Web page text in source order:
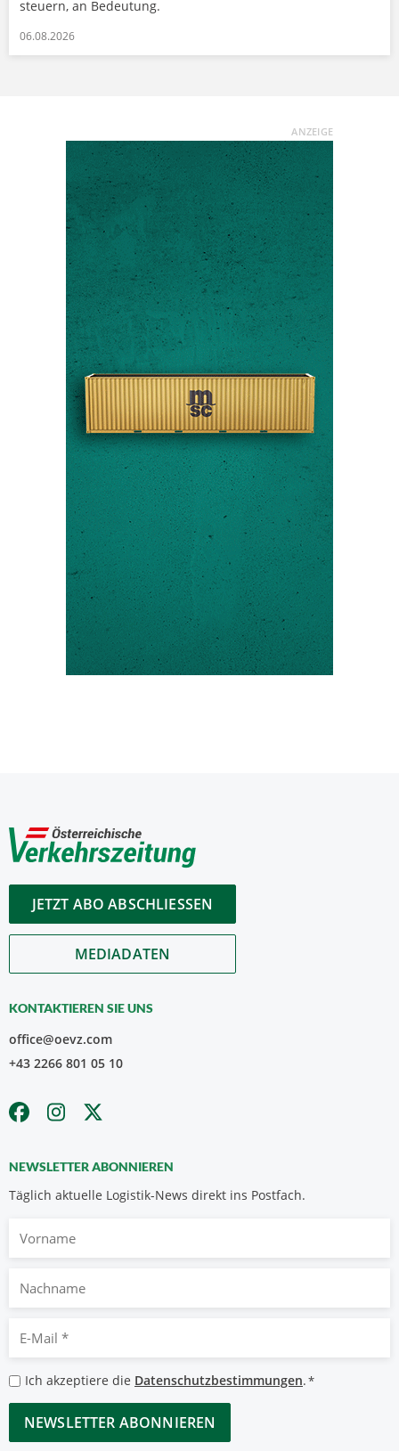
steuern, an Bedeutung.
06.08.2026
ANZEIGE
JETZT ABO ABSCHLIESSEN
MEDIADATEN
KONTAKTIEREN SIE UNS
office@oevz.com
+43 2266 801 05 10
NEWSLETTER ABONNIEREN
Täglich aktuelle Logistik-News direkt ins Postfach.
Nachname
Mail
Datenschutzbestimmungen
*
Ich akzeptiere die Datenschutzbestimmungen.*
CAPTCHA